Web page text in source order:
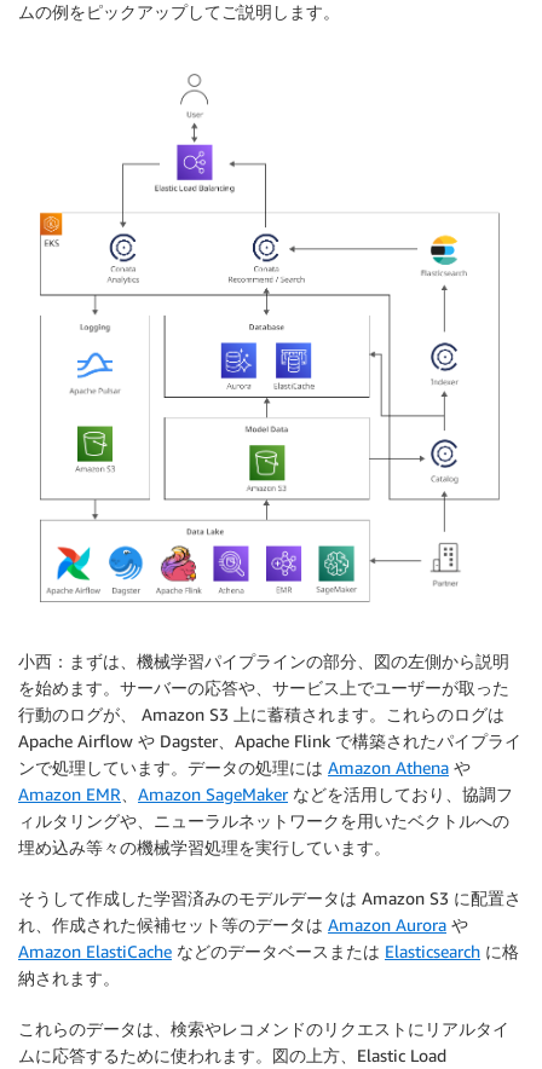
ムの例をピックアップしてご説明します。
小西：まずは、機械学習パイプラインの部分、図の左側から説明
を始めます。サーバーの応答や、サービス上でユーザーが取った
行動のログが、 Amazon S3 上に蓄積されます。これらのログは
Apache Airflow や Dagster、Apache Flink で構築されたパイプライ
ンで処理しています。データの処理には Amazon Athena や
Amazon EMR
Amazon SageMakerなどを活用しており、協調フ
ィルタリングや、ニューラルネットワークを用いたベクトルへの
埋め込み等々の機械学習処理を実行しています。
そうして作成した学習済みのモデルデータは Amazon S3 に配置さ
れ、作成された候補セット等のデータは Amazon Aurora や
Amazon ElastiCache などのデータベースまたは Elasticsearch に格
納されます。
これらのデータは、検索やレコメンドのリクエストにリアルタイ
ムに応答するために使われます。図の上方、Elastic Load